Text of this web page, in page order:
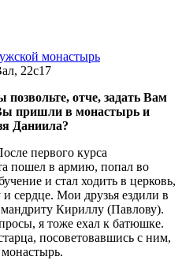
монастырь
22с17
отче, задать Вам
пришли в монастырь и
Даниила?
первого курса
пошел в армию, попал во
и стал ходить в церковь,
сердце. Мои друзья ездили в
Кириллу (Павлову).
я тоже ехал к батюшке.
посоветовавшись с ним,